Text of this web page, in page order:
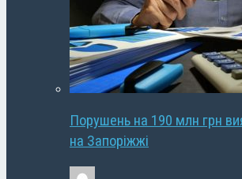
Порушень на 190 млн грн
на Запоріжжі